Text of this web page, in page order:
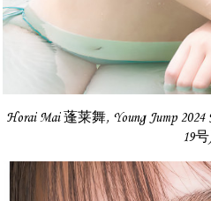
Horai Mai 蓬莱舞, Young Jump
19